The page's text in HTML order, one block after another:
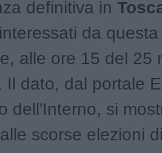
definitiva in
da
alle ore 15 del 25
. Il dato, dal portale
dell'Interno, si
scorse elezioni